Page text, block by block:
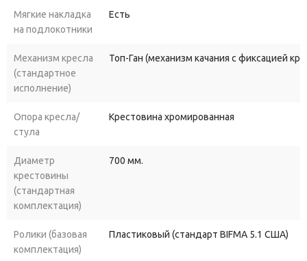
Мягкие накладка
на подлокотники
Есть
Механизм кресла
(стандартное
исполнение)
Топ-Ган (механизм качания с фиксацией
Опора кресла/
стула
Крестовина хромированная
Диаметр
крестовины
(стандартная
комплектация)
700 мм.
Ролики (базовая
комплектация)
Пластиковый (стандарт BIFMA 5.1 США)